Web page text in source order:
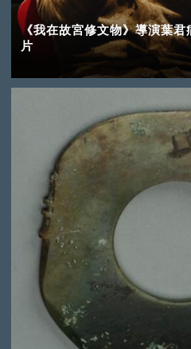
《我在故宮修文物》導演葉
片